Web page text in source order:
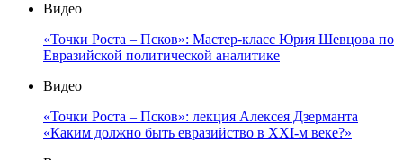
Видео
«Точки Роста – Псков»: Мастер-класс Юрия Шевцова по
Евразийской политической аналитике
Видео
«Точки Роста – Псков»: лекция Алексея Дзерманта
«Каким должно быть евразийство в XXI-м веке?»